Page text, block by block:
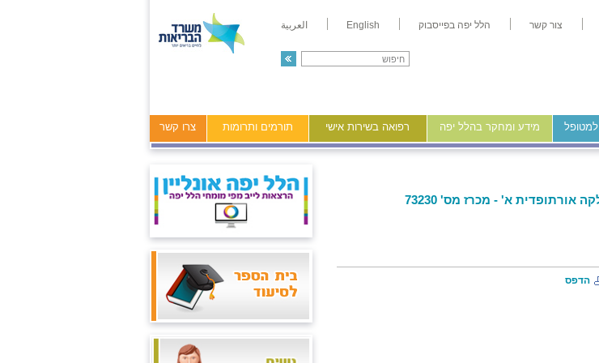
צור קשר הלל יפה בפייסבוק English العربية
מידע ומחקר בהלל יפה רפואה בשירות אישי תורמים ותרומות צרו קשר
א' - מכרז מס' 73230
הדפס